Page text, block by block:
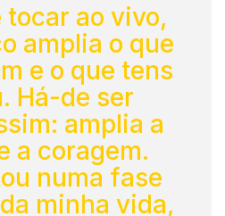
tocar ao vivo,
amplia o que
e o que tens
Há-de ser
amplia a
a coragem.
numa fase
minha vida,